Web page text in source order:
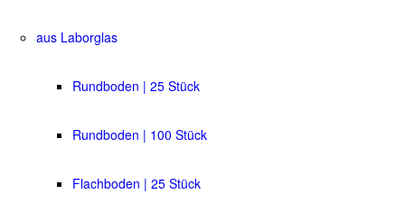
aus Laborglas
Rundboden | 25 Stück
Rundboden | 100 Stück
Flachboden | 25 Stück